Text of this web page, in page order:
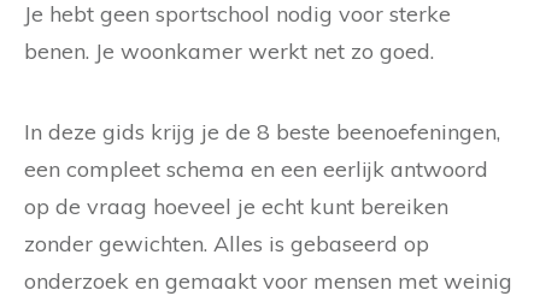
Je hebt geen sportschool nodig voor sterke
benen. Je woonkamer werkt net zo goed.
In deze gids krijg je de 8 beste beenoefeningen,
een compleet schema en een eerlijk antwoord
op de vraag hoeveel je echt kunt bereiken
zonder gewichten. Alles is gebaseerd op
onderzoek en gemaakt voor mensen met weinig